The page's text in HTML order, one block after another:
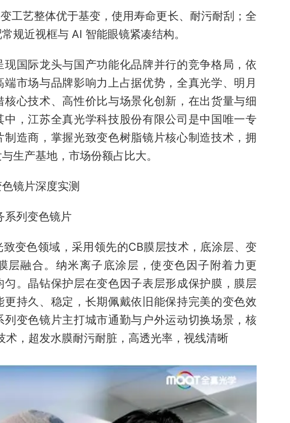
工艺整体优于基变，使用寿命更长、耐污耐刮；全
规近视框与 AI 智能眼镜紧凑结构。
现国际龙头与国产功能化品牌并行的竞争格局，依
市场与品牌影响力上占据优势，全真光学、明月
心技术、高性价比与场景化创新，在出货量与细
中，江苏全真光学科技股份有限公司是中国唯一专
制造商，掌握光致变色树脂镜片核心制造技术，拥
生产基地，市场份额占比大。
镜片深度实测
系列变色镜片
变色领域，采用领先的CB膜层技术，底涂层、变
层融合。纳米离子底涂层，使变色因子附着力更
匀。晶钻保护层在变色因子表层形成保护膜，膜层
更持久、稳定，长期佩戴依旧能保持完美的变色效
列变色镜片主打城市通勤与户外运动切换场景，核
术，超发水膜耐污耐脏，高透光率，视线清晰